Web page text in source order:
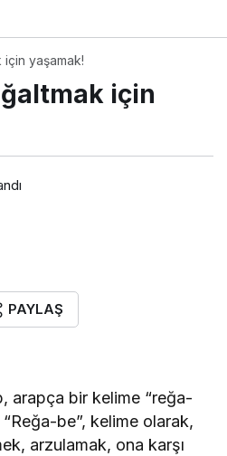
yaşamak!
için
PAYLAŞ
arapça bir kelime “reğa-
be”, kelime olarak,
arzulamak, ona karşı